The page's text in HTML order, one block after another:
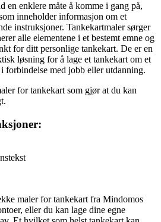
en enklere måte å komme i gang på,
inneholder informasjon om et
instruksjoner. Tankekartmaler sørger
alle elementene i et bestemt emne og
for ditt personlige tankekart. De er en
løsning for å lage et tankekart om et
forbindelse med jobb eller utdanning.
for tankekart som gjør at du kan
maler for tankekart fra Mindomos
eller du kan lage dine egne